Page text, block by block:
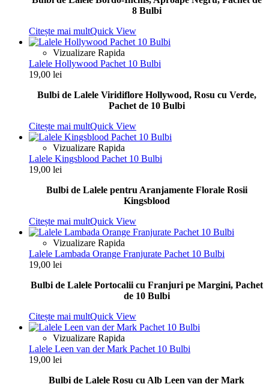
8 Bulbi
Citește mai multQuick View
Vizualizare Rapida
Lalele Hollywood Pachet 10 Bulbi
19,00 lei
Bulbi de Lalele Viridiflore Hollywood, Rosu cu Verde,
Pachet de 10 Bulbi
Citește mai multQuick View
Vizualizare Rapida
Lalele Kingsblood Pachet 10 Bulbi
19,00 lei
Bulbi de Lalele pentru Aranjamente Florale Rosii
Kingsblood
Citește mai multQuick View
Vizualizare Rapida
Lalele Lambada Orange Franjurate Pachet 10 Bulbi
19,00 lei
Bulbi de Lalele Portocalii cu Franjuri pe Margini, Pachet
de 10 Bulbi
Citește mai multQuick View
Vizualizare Rapida
Lalele Leen van der Mark Pachet 10 Bulbi
19,00 lei
Bulbi de Lalele Rosu cu Alb Leen van der Mark